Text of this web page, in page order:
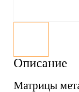
Описание
Матрицы